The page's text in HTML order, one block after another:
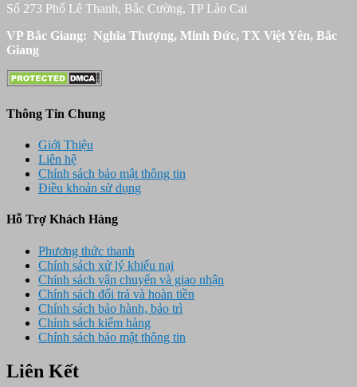
Số 273 Phố Lê Thanh, Bắc Cường, TP Lào Cai
VP Bắc Giang: Nghĩa Thượng, Minh Đức, TX Việt Yên, Bắc
Giang
Thông Tin Chung
Giới Thiệu
Liên hệ
Chính sách bảo mật thông tin
Điều khoản sử dụng
Hỗ Trợ Khách Hàng
Phương thức thanh
Chính sách xử lý khiếu nại
Chính sách vận chuyển và giao nhận
Chính sách đổi trả và hoàn tiền
Chính sách bảo hành, bảo trì
Chính sách kiểm hàng
Chính sách bảo mật thông tin
Liên Kết